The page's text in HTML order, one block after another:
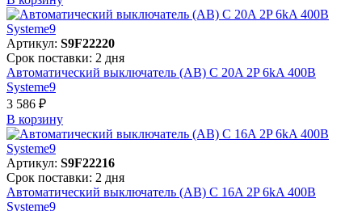
Артикул: S9F22220
Срок поставки: 2 дня
Автоматический выключатель (АВ) C 20A 2P 6kA 400В
Systeme9
3 586 ₽
В корзинy
Артикул: S9F22216
Срок поставки: 2 дня
Автоматический выключатель (АВ) C 16A 2P 6kA 400В
Systeme9